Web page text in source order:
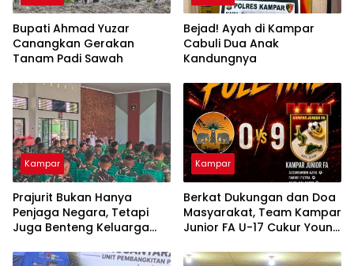
Bupati Ahmad Yuzar
Canangkan Gerakan
Tanam Padi Sawah
Bejad! Ayah di Kampar
Cabuli Dua Anak
Kandungnya
Kampar
Prajurit Bukan Hanya
Penjaga Negara, Tetapi
Juga Benteng Keluarga
Kampar
Berkat Dukungan dan Doa
Masyarakat, Team Kampar
Junior FA U-17 Cukur Young
Soeratin